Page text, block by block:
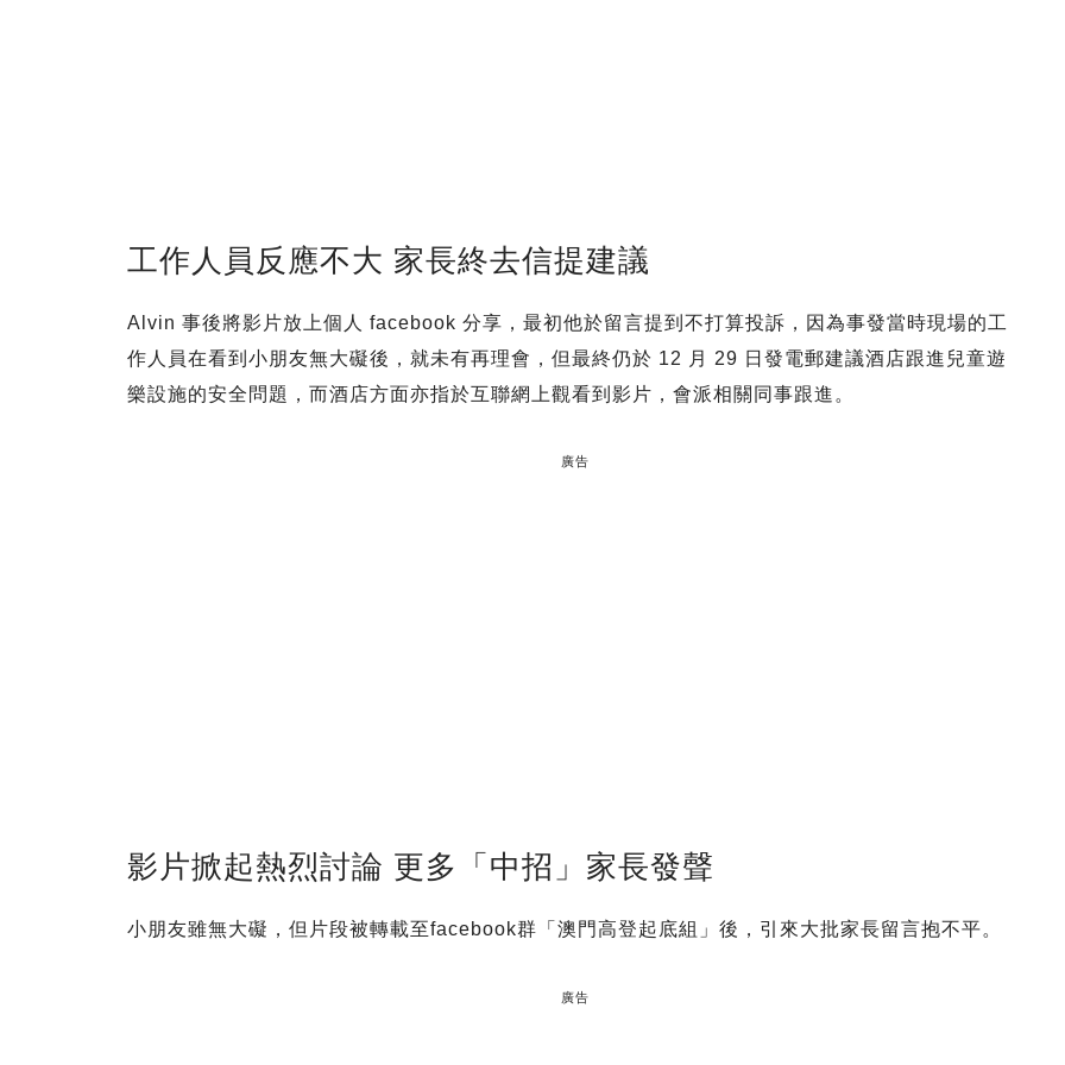
工作人員反應不大 家長終去信提建議
Alvin 事後將影片放上個人 facebook 分享，最初他於留言提到不打算投訴，因為事發當時現場的工
作人員在看到小朋友無大礙後，就未有再理會，但最終仍於 12 月 29 日發電郵建議酒店跟進兒童遊
樂設施的安全問題，而酒店方面亦指於互聯網上觀看到影片，會派相關同事跟進。
廣告
影片掀起熱烈討論 更多「中招」家長發聲
小朋友雖無大礙，但片段被轉載至facebook群「澳門高登起底組」後，引來大批家長留言抱不平。
廣告